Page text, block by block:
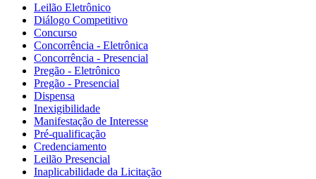
Leilão Eletrônico
Diálogo Competitivo
Concurso
Concorrência - Eletrônica
Concorrência - Presencial
Pregão - Eletrônico
Pregão - Presencial
Dispensa
Inexigibilidade
Manifestação de Interesse
Pré-qualificação
Credenciamento
Leilão Presencial
Inaplicabilidade da Licitação